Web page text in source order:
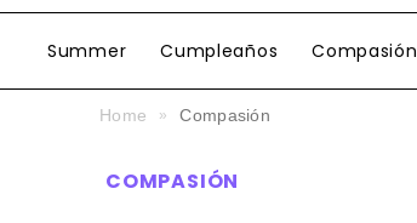
Summer Cumpleaños Compasión
Home Compasión
COMPASIÓN